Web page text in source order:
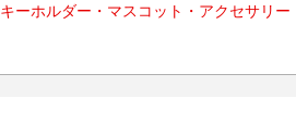
キーホルダー・マスコット・アクセサリー